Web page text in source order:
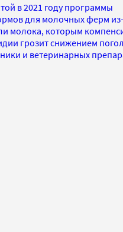
в 2021 году программы
для молочных ферм
молока, которым
грозит снижением
и ветеринарных